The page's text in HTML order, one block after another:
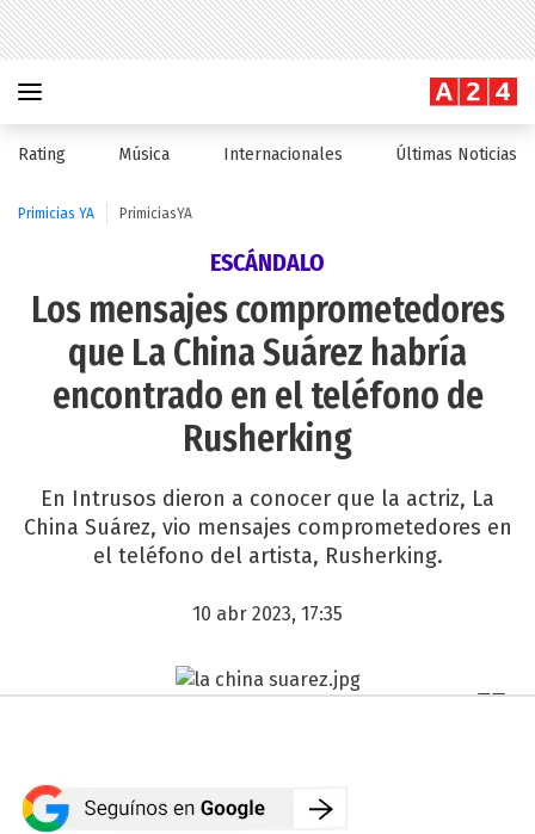
Rating Música Internacionales Últimas Noticias
Primicias YA PrimiciasYA
ESCÁNDALO
Los mensajes comprometedores
que La China Suárez habría
encontrado en el teléfono de
Rusherking
En Intrusos dieron a conocer que la actriz, La
China Suárez, vio mensajes comprometedores en
el teléfono del artista, Rusherking.
10 abr 2023, 17:35